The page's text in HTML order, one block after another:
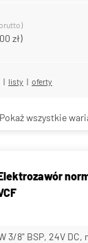
zł)
| listy | oferty
Pokaż wszystkie
3/8" BSP, 24V